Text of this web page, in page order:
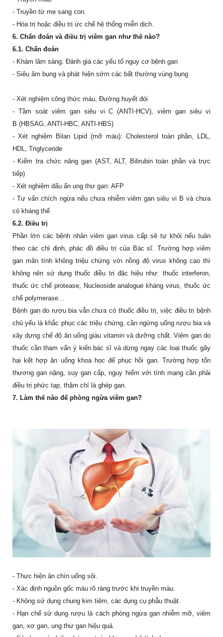
- Truyền từ mẹ sang con.
- Hóa trị hoặc điều trị ức chế hệ thống miễn dịch.
6. Chẩn đoán và điều trị viêm gan như thế nào?
6.1. Chẩn đoán
- Khám lâm sàng. Đánh giá các yếu tố nguy cơ bệnh gan
- Siêu âm bụng và phát hiện sớm các bất thường vùng bụng
- Xét nghiệm công thức máu, Đường huyết đói
- Tầm soát viêm gan siêu vi C (ANTI-HCV), viêm gan siêu vi
B (HBSAG, ANTI-HBC, ANTI-HBS)
- Xét nghiệm Bilan Lipid (mỡ máu): Cholesterol toàn phần, LDL,
HDL, Triglyceride
- Kiểm tra chức năng gan (AST, ALT, Bilirubin toàn phần và trực
tiếp)
- Xét nghiệm dấu ấn ung thư gan: AFP
- Tư vấn chích ngừa nếu chưa nhiễm viêm gan siêu vi B và chưa
có kháng thể
6.2. Điều trị
Phần lớn các bệnh nhân viêm gan virus cấp sẽ tự khỏi nếu tuân
theo các chỉ định, phác đồ điều trị của Bác sĩ. Trường hợp viêm
gan mãn tính không triệu chứng với nồng độ virus không cao thì
không nên sử dụng thuốc điều trị đặc hiệu như: thuốc interferon,
thuốc ức chế protease, Nucleoside analogue kháng virus, thuốc ức
chế polymerase...
Bệnh gan do rượu bia vẫn chưa có thuốc điều trị, việc điều trị bệnh
chủ yếu là khắc phục các triệu chứng, cần ngừng uống rượu bia và
xây dựng chế độ ăn uống giàu vitamin và dưỡng chất. Viêm gan do
thuốc cần tham vấn ý kiến bác sĩ và dừng ngay các loại thuốc gây
hại kết hợp ăn uống khoa học để phục hồi gan. Trường hợp tổn
thương gan nặng, suy gan cấp, nguy hiểm với tính mạng cần phải
điều trị phức tạp, thậm chí là ghép gan.
7. Làm thế nào để phòng ngừa viêm gan?
- Thực hiện ăn chín uống sôi.
- Xác định nguồn gốc máu rõ ràng trước khi truyền máu.
- Không sử dụng chung kim tiêm, các dụng cụ phẫu thuật.
- Hạn chế sử dụng rượu là cách phòng ngừa gan nhiễm mỡ, viêm
gan, xơ gan, ung thư gan hiệu quả.